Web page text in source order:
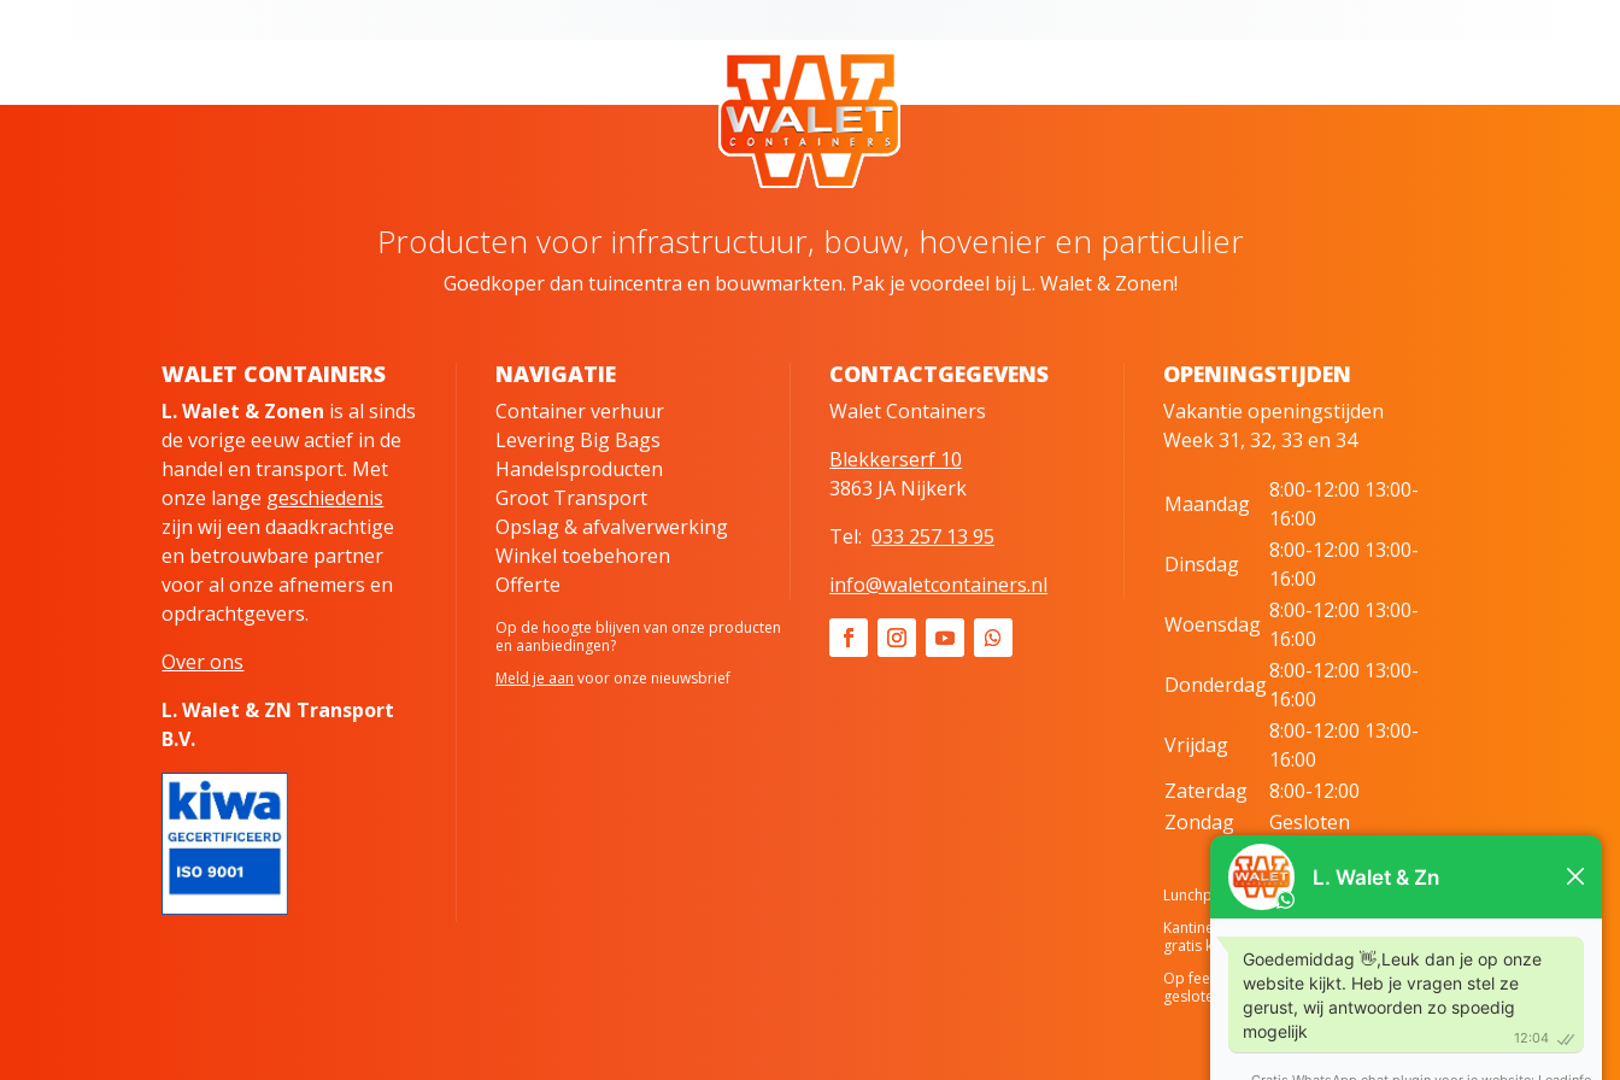
Producten voor infrastructuur, bouw, hovenier en particulier
Goedkoper dan tuincentra en bouwmarkten. Pak je voordeel bij L. Walet & Zonen!
WALET CONTAINERS
L. Walet & Zonen is al sinds
de vorige eeuw actief in de
handel en transport. Met
onze lange geschiedenis
zijn wij een daadkrachtige
en betrouwbare partner
voor al onze afnemers en
opdrachtgevers.
Over ons
L. Walet & ZN Transport
B.V.
NAVIGATIE
Container verhuur
Levering Big Bags
Handelsproducten
Groot Transport
Opslag & afvalverwerking
Winkel toebehoren
Offerte
Op de hoogte blijven van onze producten
en aanbiedingen?
Meld je aan voor onze nieuwsbrief
CONTACTGEGEVENS
Walet Containers
Blekkerserf 10
3863 JA Nijkerk
Tel:033 257 13 95
info@waletcontainers.nl
OPENINGSTIJDEN
Vakantie openingstijden
Week 31, 32, 33 en 34
Maandag
8:00-12:00 13:00-
16:00
Dinsdag
8:00-12:00 13:00-
16:00
Woensdag
8:00-12:00 13:00-
16:00
Donderdag
8:00-12:00 13:00-
16:00
Vrijdag
8:00-12:00 13:00-
16:00
Zaterdag
8:00-12:00
Zondag
Gesloten
Lunchpauze tussen 12:30 & 13:00 uur
Kantine ook voor chauffeurs, met
gratis koffie of thee.
Op feestdagen zijn wij standaard
gesloten